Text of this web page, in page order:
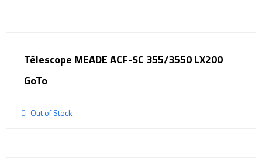
Télescope MEADE ACF-SC 355/3550 LX200
GoTo
Out of Stock